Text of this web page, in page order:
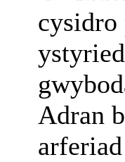
Adran